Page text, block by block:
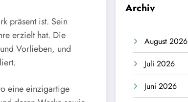
präsent ist. Sein
erzielt hat. Die
Vorlieben, und
eine einzigartige
Archiv
August 2026
Juli 2026
Juni 2026